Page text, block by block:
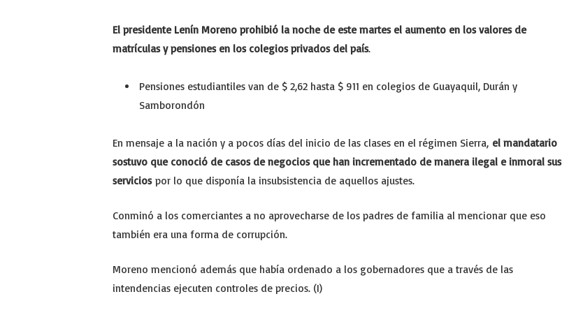
El presidente Lenín Moreno prohibió la noche de este martes el aumento en los valores de
matrículas y pensiones en los colegios privados del país.
Pensiones estudiantiles van de $ 2,62 hasta $ 911 en colegios de Guayaquil, Durán y
Samborondón
En mensaje a la nación y a pocos días del inicio de las clases en el régimen Sierra, el mandatario
sostuvo que conoció de casos de negocios que han incrementado de manera ilegal e inmoral sus
serviciospor lo que disponía la insubsistencia de aquellos ajustes.
Conminó a los comerciantes a no aprovecharse de los padres de familia al mencionar que eso
también era una forma de corrupción.
Moreno mencionó además que había ordenado a los gobernadores que a través de las
intendencias ejecuten controles de precios. (I)